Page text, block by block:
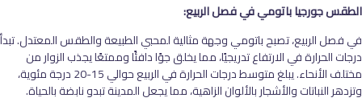
الطقس جورجيا باتومي في فصل الربيع:
في فصل الربيع، تصبح باتومي وجهة مثالية لمحبي الطبيعة والطقس المعتدل. تبدأ
درجات الحرارة في الارتفاع تدريجيًا، مما يخلق جوًا دافئًا وممتعًا يجذب الزوار من
مختلف الأنحاء. يبلغ متوسط درجات الحرارة في الربيع حوالي 15-20 درجة مئوية،
وتزدهر النباتات والأشجار بالألوان الزاهية، مما يجعل المدينة تبدو نابضة بالحياة.